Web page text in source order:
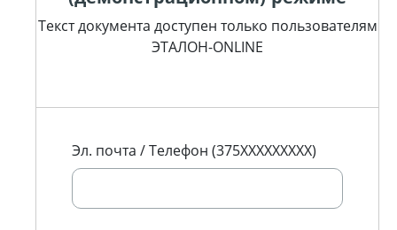
Текст документа доступен только пользователям
ЭТАЛОН-ONLINE
Эл. почта / Телефон (375XXXXXXXXX)